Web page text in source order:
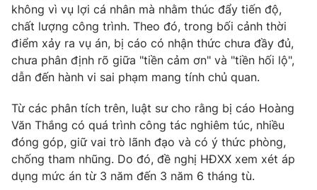
không vì vụ lợi cá nhân mà nhằm thúc đẩy tiến độ,
chất lượng công trình. Theo đó, trong bối cảnh thời
điểm xảy ra vụ án, bị cáo có nhận thức chưa đầy đủ,
chưa phân định rõ giữa "tiền cảm ơn" và "tiền hối lộ",
dẫn đến hành vi sai phạm mang tính chủ quan.
Từ các phân tích trên, luật sư cho rằng bị cáo Hoàng
Văn Thắng có quá trình công tác nghiêm túc, nhiều
đóng góp, giữ vai trò lãnh đạo và có ý thức phòng,
chống tham nhũng. Do đó, đề nghị HĐXX xem xét áp
dụng mức án từ 3 năm đến 3 năm 6 tháng tù.